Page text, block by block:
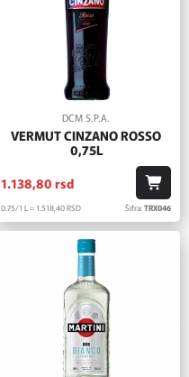
DCM S.P.A.
VERMUT CINZANO ROSSO
0,75L
1.138,80 rsd
0.75/1 L = 1.518,40RSD Šifra:TRX046